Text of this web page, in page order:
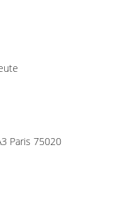
Paris 75020